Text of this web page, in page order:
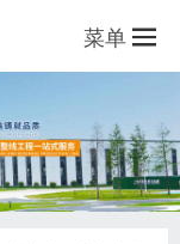
菜单